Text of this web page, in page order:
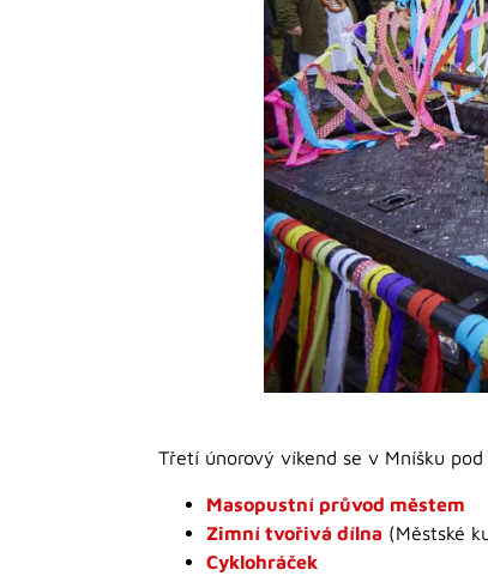
Třetí únorový víkend se v Mníšku
Masopustní průvod městem
Zimní tvořivá dílna (Městské
Cyklohráček